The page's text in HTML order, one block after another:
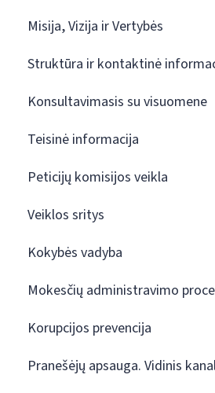
Misija, Vizija ir Vertybės
Struktūra ir kontaktinė
Konsultavimasis su visuomene
Teisinė informacija
Peticijų komisijos veikla
Veiklos sritys
Kokybės vadyba
Mokesčių administravimo
Korupcijos prevencija
Pranešėjų apsauga. Vidinis